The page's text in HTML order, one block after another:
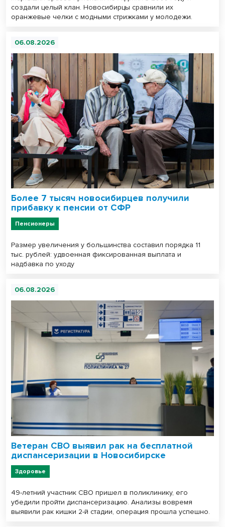
создали целый клан. Новосибирцы сравнили их
оранжевые челки с модными стрижками у молодежи.
06.08.2026
Более 7 тысяч новосибирцев получили
прибавку к пенсии от СФР
Пенсионеры
Размер увеличения у большинства составил порядка 11
тыс. рублей: удвоенная фиксированная выплата и
надбавка по уходу
06.08.2026
Ветеран СВО выявил рак на бесплатной
диспансеризации в Новосибирске
Здоровье
49-летний участник СВО пришел в поликлинику, его
убедили пройти диспансеризацию. Анализы вовремя
выявили рак кишки 2-й стадии, операция прошла успешно.